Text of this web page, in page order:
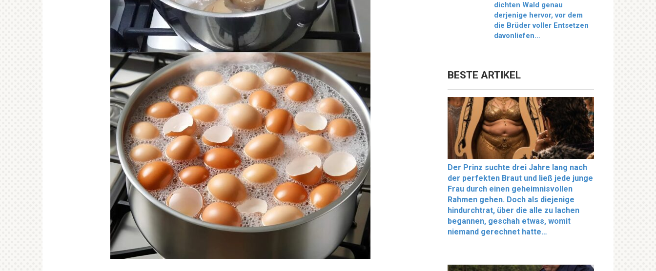
dichten Wald genau
derjenige hervor, vor dem
die Brüder voller Entsetzen
davonliefen…
BESTE ARTIKEL
Der Prinz suchte drei Jahre lang nach
der perfekten Braut und ließ jede junge
Frau durch einen geheimnisvollen
Rahmen gehen. Doch als diejenige
hindurchtrat, über die alle zu lachen
begannen, geschah etwas, womit
niemand gerechnet hatte…